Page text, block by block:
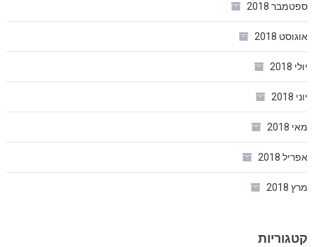
ספטמבר 2018
אוגוסט 2018
יולי 2018
יוני 2018
מאי 2018
אפריל 2018
מרץ 2018
קטגוריות